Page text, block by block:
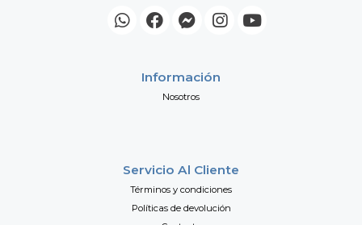
Información
Nosotros
Servicio Al Cliente
Términos y condiciones
Políticas de devolución